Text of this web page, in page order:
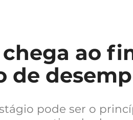
ao
de
pode ser o